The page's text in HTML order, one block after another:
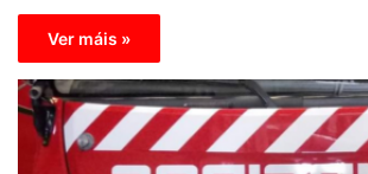
Ver máis »